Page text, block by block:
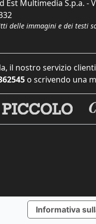
Est Multimedia S.p.a. -
delle immagini e dei testi
il nostro servizio
o scrivendo una
Informativa